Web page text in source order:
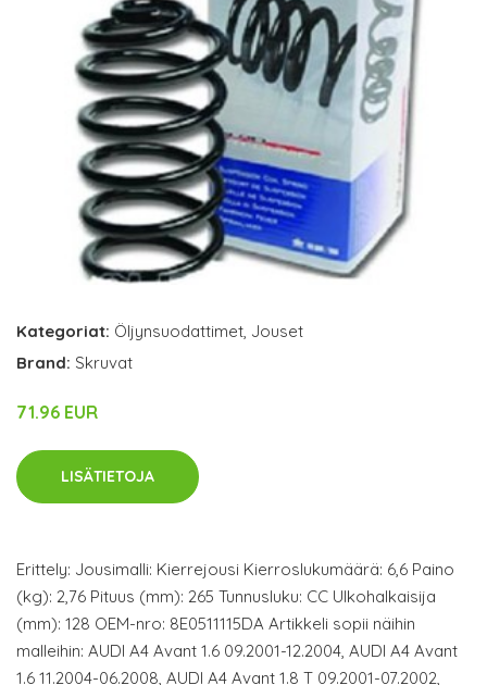
Kategoriat: Öljynsuodattimet, Jouset
Brand: Skruvat
71.96 EUR
LISÄTIETOJA
Erittely: Jousimalli: Kierrejousi Kierroslukumäärä: 6,6 Paino
(kg): 2,76 Pituus (mm): 265 Tunnusluku: CC Ulkohalkaisija
(mm): 128 OEM-nro: 8E0511115DA Artikkeli sopii näihin
malleihin: AUDI A4 Avant 1.6 09.2001-12.2004, AUDI A4 Avant
1.6 11.2004-06.2008, AUDI A4 Avant 1.8 T 09.2001-07.2002,